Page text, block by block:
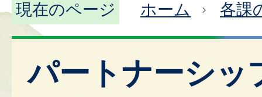
現在のページ ホーム 各課
パートナーシッ